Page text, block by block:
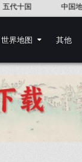
《中国语言地图集
世界地图 其他